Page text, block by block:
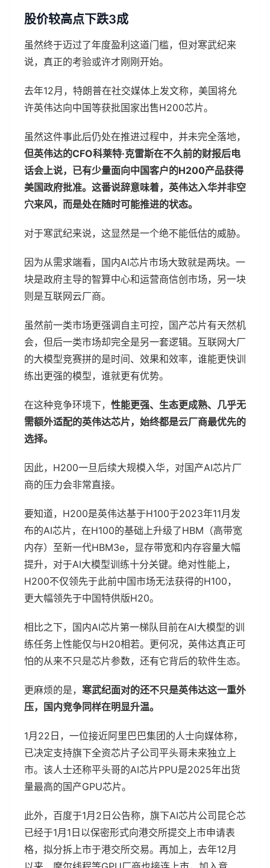
股价较高点下跌3成
虽然终于迈过了年度盈利这道门槛，但对寒武纪来
说，真正的考验或许才刚刚开始。
去年12月，特朗普在社交媒体上发文称，美国将允
许英伟达向中国等获批国家出售H200芯片。
虽然这件事此后仍处在推进过程中，并未完全落地，
但英伟达的CFO科莱特·克雷斯在不久前的财报后电
话会上说，已有少量面向中国客户的H200产品获得
美国政府批准。这番说辞意味着，英伟达入华并非空
穴来风，而是处在随时可能推进的状态。
对于寒武纪来说，这显然是一个绝不能低估的威胁。
因为从需求端看，国内AI芯片市场大致就是两块。一
块是政府主导的智算中心和运营商信创市场，另一块
则是互联网云厂商。
虽然前一类市场更强调自主可控，国产芯片有天然机
会，但后一类市场却完全是另一套逻辑。互联网大厂
的大模型竞赛拼的是时间、效果和效率，谁能更快训
练出更强的模型，谁就更有优势。
在这种竞争环境下， 性能更强、生态更成熟、几乎无
需额外适配的英伟达芯片，始终都是云厂商最优先的
选择。
因此，H200一旦后续大规模入华，对国产AI芯片厂
商的压力会非常直接。
要知道，H200是英伟达基于H100于2023年11月发
布的AI芯片，在H100的基础上升级了HBM（高带宽
内存）至新一代HBM3e，显存带宽和内存容量大幅
提升，对于AI大模型训练十分关键。绝对性能上，
H200不仅领先于此前中国市场无法获得的H100，
更大幅领先于中国特供版H20。
相比之下，国内AI芯片第一梯队目前在AI大模型的训
练任务上性能仅与H20相若。更何况，英伟达真正可
怕的从来不只是芯片参数，还有它背后的软件生态。
更麻烦的是， 寒武纪面对的还不只是英伟达这一重外
压，国内竞争同样在明显升温。
1月22日，一位接近阿里巴巴集团的人士向媒体称，
已决定支持旗下全资芯片子公司平头哥未来独立上
市。该人士还称平头哥的AI芯片PPU是2025年出货
量最高的国产GPU芯片。
此外，百度于1月2日公告称，旗下AI芯片公司昆仑芯
已经于1月1日以保密形式向港交所提交上市申请表
格，拟分拆上市于港交所交易。再加上，去年12月